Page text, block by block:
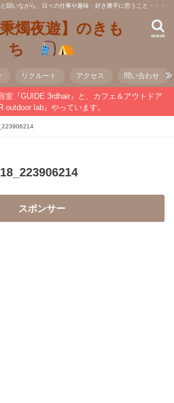
闘いながら、日々の仕事や趣味・好き勝手に思うこと・・・
燭夜遊】のきも
ち
search
リクルート アクセス 問い合わせ
室『GUIDE 3rdhair』と、カフェ＆アウトドア
outdoor lab』やっています。
スポンサー